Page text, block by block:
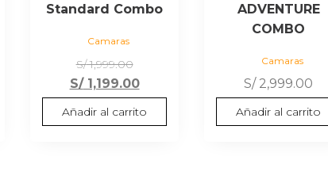
Standard Combo
Camaras
S/1,999.00El
precio
original
era:
S/1,199.00El
precio
actual
Añadir al carrito
ADVENTURE
COMBO
Camaras
S/2,999.00
Añadir al carrito